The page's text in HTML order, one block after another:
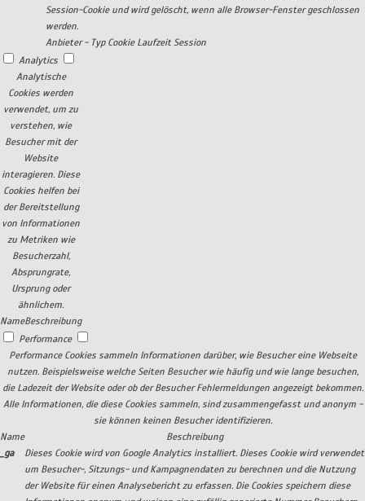
Session-Cookie und wird gelöscht, wenn alle Browser-Fenster geschlossen
werden.
Anbieter - Typ Cookie Laufzeit Session
Analytics
Analytische
Cookies werden
verwendet, um zu
verstehen, wie
Besucher mit der
Website
interagieren. Diese
Cookies helfen bei
der Bereitstellung
von Informationen
zu Metriken wie
Besucherzahl,
Absprungrate,
Ursprung oder
ähnlichem.
NameBeschreibung
Performance
Performance Cookies sammeln Informationen darüber, wie Besucher eine Webseite
nutzen. Beispielsweise welche Seiten Besucher wie häufig und wie lange besuchen,
die Ladezeit der Website oder ob der Besucher Fehlermeldungen angezeigt bekommen.
Alle Informationen, die diese Cookies sammeln, sind zusammengefasst und anonym -
sie können keinen Besucher identifizieren.
Name
Beschreibung
_ga
Dieses Cookie wird von Google Analytics installiert. Dieses Cookie wird verwendet
um Besucher-, Sitzungs- und Kampagnendaten zu berechnen und die Nutzung
der Website für einen Analysebericht zu erfassen. Die Cookies speichern diese